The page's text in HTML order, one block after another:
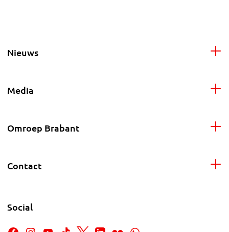
Nieuws
Media
Omroep Brabant
Contact
Social